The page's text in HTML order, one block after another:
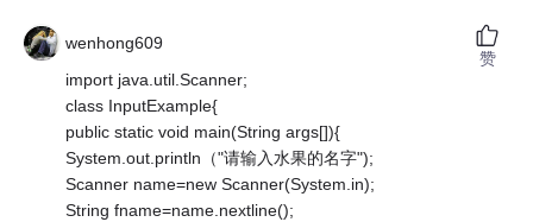
wenhong609
import java.util.Scanner;
class InputExample{
public static void main(String args[]){
System.out.println（"请输入水果的名字");
Scanner name=new Scanner(System.in);
String fname=name.nextline();
赞